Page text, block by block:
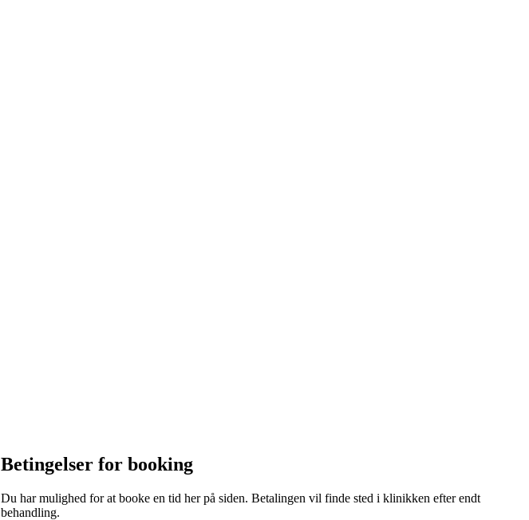
Betingelser for booking
Du har mulighed for at booke en tid her på siden. Betalingen vil finde sted i klinikken efter endt
behandling.